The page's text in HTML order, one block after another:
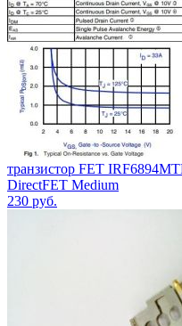
транзистор FET
DirectFET Medium
230 руб.